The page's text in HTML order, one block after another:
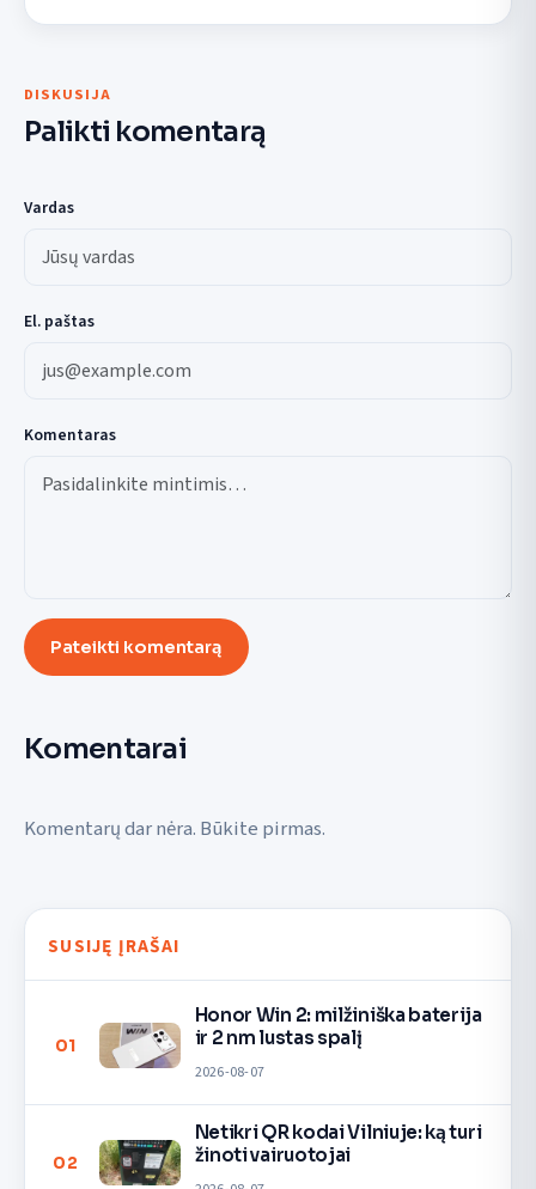
DISKUSIJA
Palikti komentarą
Vardas
El. paštas
Komentaras
Pateikti komentarą
Komentarai
Komentarų dar nėra. Būkite pirmas.
SUSIJĘ ĮRAŠAI
01
Honor Win 2: milžiniška baterija
ir 2 nm lustas spalį
2026-08-07
02
Netikri QR kodai Vilniuje: ką turi
žinoti vairuotojai